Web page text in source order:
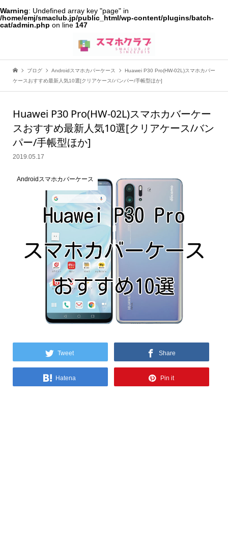
Warning: Undefined array key "page" in
/home/emj/smaclub.jp/public_html/wp-content/plugins/batch-
cat/admin.php on line 147
ブログ Androidスマホカバーケース
Huawei P30 Pro(HW-02L)スマホカバー
ケースおすすめ最新人気10選[クリアケース/バンパー/手帳型ほか]
Huawei P30 Pro(HW-02L)スマホカバーケー
スおすすめ最新人気10選[クリアケース/バン
パー/手帳型ほか]
2019.05.17
Androidスマホカバーケース
Tweet Share
Hatena Pin it